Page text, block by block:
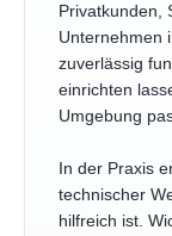
Privatkunden,
Unternehmen
zuverlässig
einrichten
Umgebung
In der Praxis
technischer
hilfreich ist.